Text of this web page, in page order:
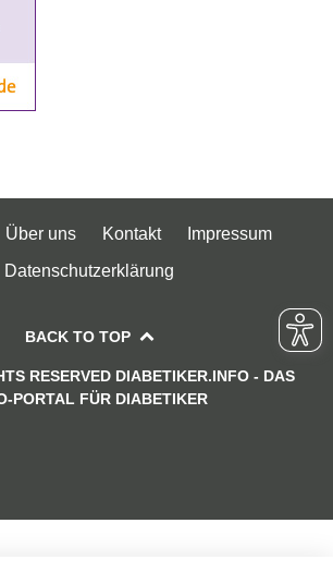
Über uns Kontakt
Impressum
Datenschutzerklärung
BACK TO TOP
RESERVED DIABETIKER.INFO - DAS
PORTAL FÜR DIABETIKER